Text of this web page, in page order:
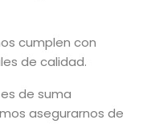
cumplen con
de calidad.
de suma
asegurarnos de